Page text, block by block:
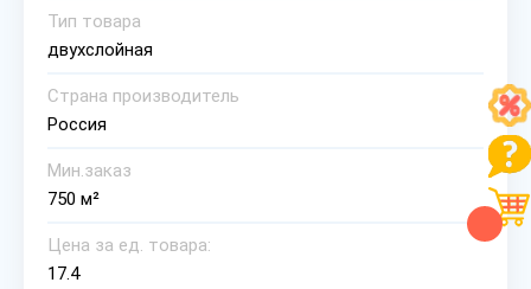
Тип товара
двухслойная
Страна производитель
Россия
Мин.заказ
750 м²
Цена за ед. товара:
17.4